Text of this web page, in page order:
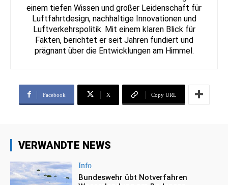
einem tiefen Wissen und großer Leidenschaft für
Luftfahrtdesign, nachhaltige Innovationen und
Luftverkehrspolitik. Mit einem klaren Blick für
Fakten, berichtet er seit Jahren fundiert und
prägnant über die Entwicklungen am Himmel.
Facebook X Copy URL
VERWANDTE NEWS
Info
Bundeswehr übt Notverfahren